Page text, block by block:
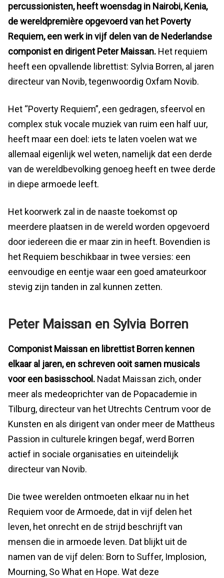
percussionisten, heeft woensdag in Nairobi, Kenia,
de wereldpremière opgevoerd van het Poverty
Requiem, een werk in vijf delen van de Nederlandse
componist en dirigent Peter Maissan. Het requiem
heeft een opvallende librettist: Sylvia Borren, al jaren
directeur van Novib, tegenwoordig Oxfam Novib.
Het “Poverty Requiem”, een gedragen, sfeervol en
complex stuk vocale muziek van ruim een half uur,
heeft maar een doel: iets te laten voelen wat we
allemaal eigenlijk wel weten, namelijk dat een derde
van de wereldbevolking genoeg heeft en twee derde
in diepe armoede leeft.
Het koorwerk zal in de naaste toekomst op
meerdere plaatsen in de wereld worden opgevoerd
door iedereen die er maar zin in heeft. Bovendien is
het Requiem beschikbaar in twee versies: een
eenvoudige en eentje waar een goed amateurkoor
stevig zijn tanden in zal kunnen zetten.
Peter Maissan en Sylvia Borren
Componist Maissan en librettist Borren kennen
elkaar al jaren, en schreven ooit samen musicals
voor een basisschool. Nadat Maissan zich, onder
meer als medeoprichter van de Popacademie in
Tilburg, directeur van het Utrechts Centrum voor de
Kunsten en als dirigent van onder meer de Mattheus
Passion in culturele kringen begaf, werd Borren
actief in sociale organisaties en uiteindelijk
directeur van Novib.
Die twee werelden ontmoeten elkaar nu in het
Requiem voor de Armoede, dat in vijf delen het
leven, het onrecht en de strijd beschrijft van
mensen die in armoede leven. Dat blijkt uit de
namen van de vijf delen: Born to Suffer, Implosion,
Mourning, So What en Hope. Wat deze